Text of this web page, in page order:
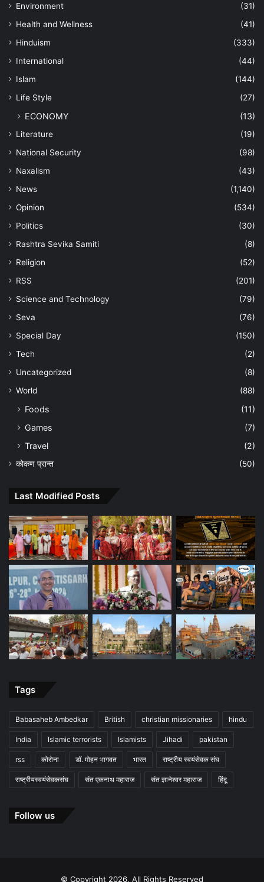
Environment
(31)
Health and Wellness
(41)
Hinduism
(333)
International
(44)
Islam
(144)
Life Style
(27)
ECONOMY (13)
Literature
(19)
National Security
(98)
Naxalism
(43)
News
(1,140)
Opinion
(534)
Politics
(30)
Rashtra Sevika Samiti
(8)
Religion
(52)
RSS
(201)
Science and Technology
(79)
Seva
(76)
Special Day
(150)
Tech
(2)
Uncategorized
(8)
World
(88)
Foods
(11)
Games
(7)
Travel
(2)
कोकण प्रान्त (50)
Last Modified Posts
Tags
Babasaheb Ambedkar British christian missionaries hindu
India Islamic terrorists Islamists Jihadi pakistan
rss कोरोना डॉ. मोहन भागवत भारत राष्ट्रीय स्वयंसेवक संघ
राष्ट्रीयस्वयंसेवकसंघ संत एकनाथ महाराज संत ज्ञानेश्वर महाराज हिंदू
Follow us
© Copyright 2026, All Rights Reserved